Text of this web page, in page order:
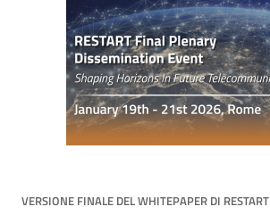
VERSIONE FINALE DEL WHITEPAPER DI RESTART